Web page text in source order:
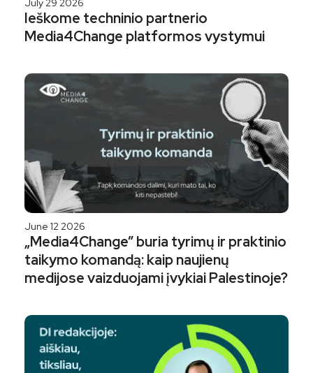
July 29 2026
Ieškome techninio partnerio
Media4Change platformos vystymui
June 12 2026
„Media4Change” buria tyrimų ir praktinio
taikymo komandą: kaip naujienų
medijose vaizduojami įvykiai Palestinoje?